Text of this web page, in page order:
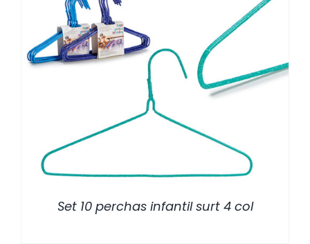
/ DETALLES
Set 10 perchas infantil surt 4 col